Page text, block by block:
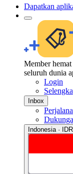
Dapatkan
Member
seluruh dunia
Login
Inbox
Indonesia ·